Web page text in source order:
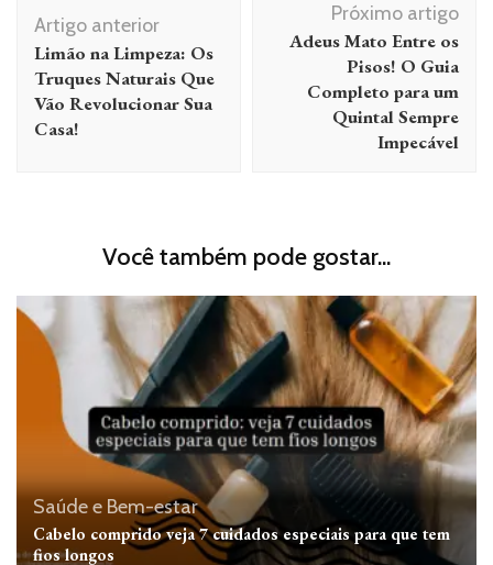
de
post
Artigo anterior
Limão na Limpeza: Os
Truques Naturais Que
Vão Revolucionar Sua
Casa!
Próximo artigo
Adeus Mato Entre os
Pisos! O Guia
Completo para um
Quintal Sempre
Impecável
Você também pode gostar...
Saúde e Bem-estar
Cabelo comprido veja 7 cuidados especiais para que tem
fios longos